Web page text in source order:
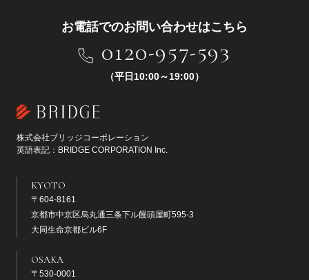
お電話でのお問い合わせはこちら
0120-957-593
（平日10:00～19:00）
株式会社ブリッジコーポレーション
英語表記：BRIDGE CORPORATION Inc.
KYOTO
〒604-8161
京都市中京区烏丸通三条下ル饅頭屋町595-3
大同生命京都ビル6F
OSAKA
〒530-0001